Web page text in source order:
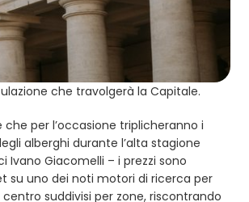
che travolgerà la Capitale.
per l’occasione triplicheranno i
alberghi durante l’alta stagione
Ivano Giacomelli – i prezzi sono
su uno dei noti motori di ricerca per
suddivisi per zone, riscontrando